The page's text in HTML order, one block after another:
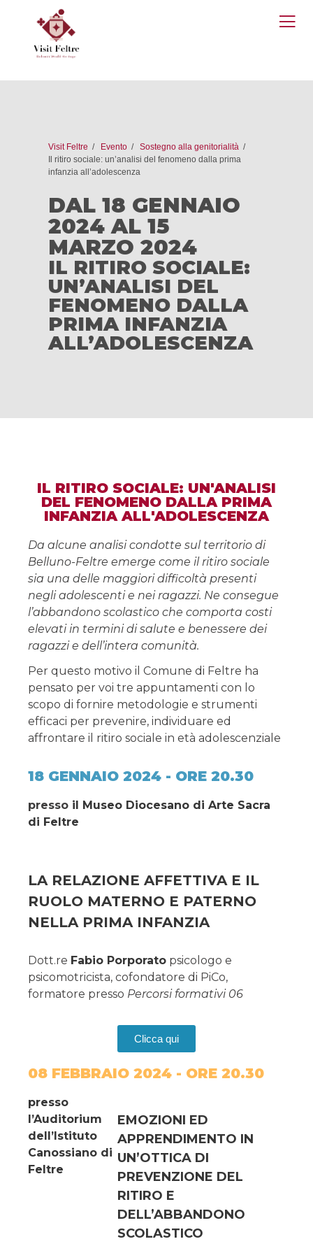
Visit Feltre Evento
Sostegno alla genitorialità
Il ritiro sociale: un’analisi del fenomeno dalla prima
infanzia all’adolescenza
DAL 18 GENNAIO
2024 AL 15
MARZO 2024
IL RITIRO SOCIALE:
UN’ANALISI DEL
FENOMENO DALLA
PRIMA INFANZIA
ALL’ADOLESCENZA
IL RITIRO SOCIALE: UN'ANALISI
DEL FENOMENO DALLA PRIMA
INFANZIA ALL'ADOLESCENZA
Da alcune analisi condotte sul territorio di
Belluno-Feltre emerge come il ritiro sociale
sia una delle maggiori difficoltà presenti
negli adolescenti e nei ragazzi. Ne consegue
l’abbandono scolastico che comporta costi
elevati in termini di salute e benessere dei
ragazzi e dell’intera comunità.
Per questo motivo il Comune di Feltre ha
pensato per voi tre appuntamenti con lo
scopo di fornire metodologie e strumenti
efficaci per prevenire, individuare ed
affrontare il ritiro sociale in età adolescenziale
18 GENNAIO 2024 - ORE 20.30
presso il Museo Diocesano di Arte Sacra
di Feltre
LA RELAZIONE AFFETTIVA E IL
RUOLO MATERNO E PATERNO
NELLA PRIMA INFANZIA
Dott.re Fabio Porporato psicologo e
psicomotricista, cofondatore di PiCo,
formatore presso Percorsi formativi 06
Clicca qui
08 FEBBRAIO 2024 - ORE 20.30
presso
l’Auditorium
dell’Istituto
Canossiano di
Feltre
EMOZIONI ED
APPRENDIMENTO IN
UN’OTTICA DI
PREVENZIONE DEL
RITIRO E
DELL’ABBANDONO
SCOLASTICO